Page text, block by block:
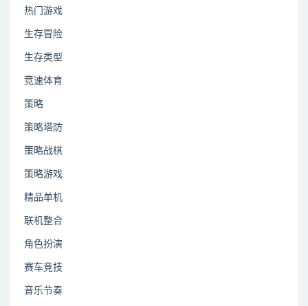
热门游戏
生存冒险
生存类型
竞速体育
策略
策略塔防
策略战棋
策略游戏
精品单机
联机整合
角色扮演
赛车竞技
音乐节奏